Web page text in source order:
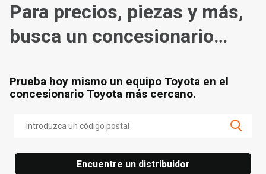
Para precios, piezas y más,
busca un concesionario
Prueba hoy mismo un equipo Toyota en el
concesionario Toyota más cercano.
Encuentre un distribuidor